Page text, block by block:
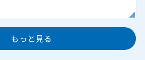
もっと見る